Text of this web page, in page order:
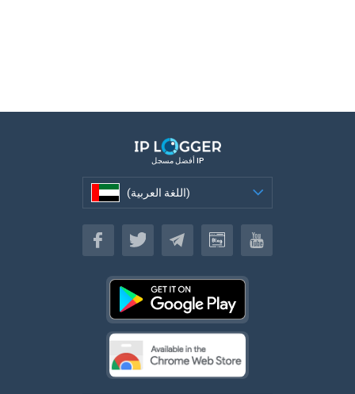
أفضل مسجل IP
(اللغة العربية)
(اللغة العربية)